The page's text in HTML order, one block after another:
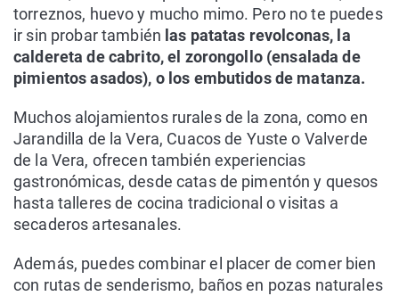
torreznos, huevo y mucho mimo. Pero no te puedes
ir sin probar también las patatas revolconas, la
caldereta de cabrito, el zorongollo (ensalada de
pimientos asados), o los embutidos de matanza.
Muchos alojamientos rurales de la zona, como en
Jarandilla de la Vera, Cuacos de Yuste o Valverde
de la Vera, ofrecen también experiencias
gastronómicas, desde catas de pimentón y quesos
hasta talleres de cocina tradicional o visitas a
secaderos artesanales.
Además, puedes combinar el placer de comer bien
con rutas de senderismo, baños en pozas naturales